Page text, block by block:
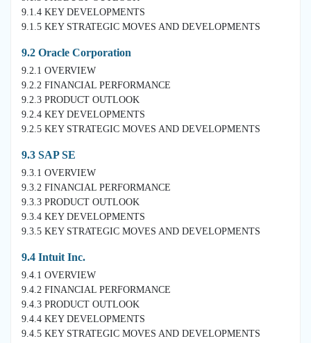
9.1.4 KEY DEVELOPMENTS
9.1.5 KEY STRATEGIC MOVES AND DEVELOPMENTS
9.2 Oracle Corporation
9.2.1 OVERVIEW
9.2.2 FINANCIAL PERFORMANCE
9.2.3 PRODUCT OUTLOOK
9.2.4 KEY DEVELOPMENTS
9.2.5 KEY STRATEGIC MOVES AND DEVELOPMENTS
9.3 SAP SE
9.3.1 OVERVIEW
9.3.2 FINANCIAL PERFORMANCE
9.3.3 PRODUCT OUTLOOK
9.3.4 KEY DEVELOPMENTS
9.3.5 KEY STRATEGIC MOVES AND DEVELOPMENTS
9.4 Intuit Inc.
9.4.1 OVERVIEW
9.4.2 FINANCIAL PERFORMANCE
9.4.3 PRODUCT OUTLOOK
9.4.4 KEY DEVELOPMENTS
9.4.5 KEY STRATEGIC MOVES AND DEVELOPMENTS